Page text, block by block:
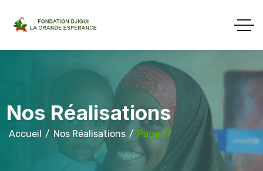
Nos Réalisations
Accueil Nos Réalisations Page 17